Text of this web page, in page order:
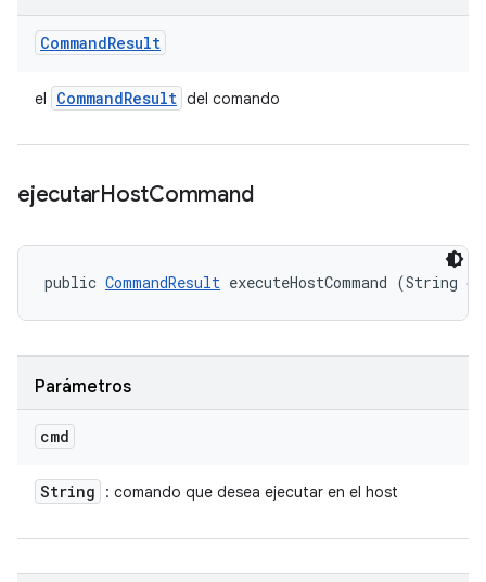
CommandResult
el CommandResult del comando
ejecutarHostCommand
public CommandResult executeHostCommand (String
Parámetros
cmd
String : comando que desea ejecutar en el host